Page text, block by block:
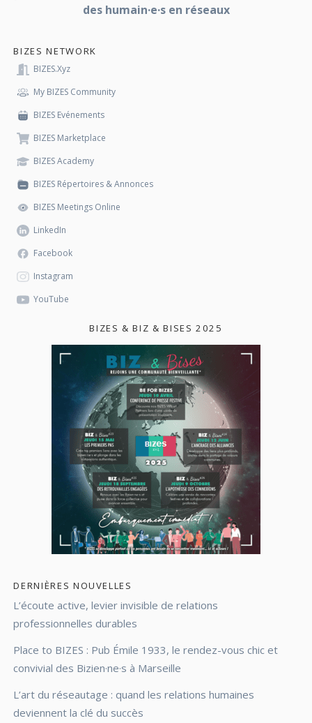
des humain·e·s en réseaux
BIZES NETWORK
BIZES.xyz
My BIZES Community
BIZES Evénements
BIZES Marketplace
BIZES Academy
BIZES Répertoires & Annonces
BIZES Meetings Online
LinkedIn
Facebook
Instagram
YouTube
BIZES & BIZ & BISES 2025
DERNIÈRES NOUVELLES
L’écoute active, levier invisible de relations
professionnelles durables
Place to BIZES : Pub Émile 1933, le rendez-vous chic et
convivial des Bizien·ne·s à Marseille
L’art du réseautage : quand les relations humaines
deviennent la clé du succès